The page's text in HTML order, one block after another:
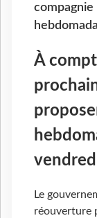
À
Le
réouverture